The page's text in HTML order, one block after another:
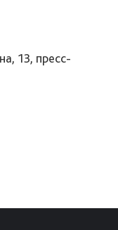
13, пресс-